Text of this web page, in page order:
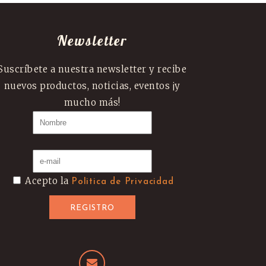
Newsletter
a nuestra newsletter y recibe
nuevos productos, noticias, eventos ¡y
mucho más!
Acepto la Politica de Privacidad